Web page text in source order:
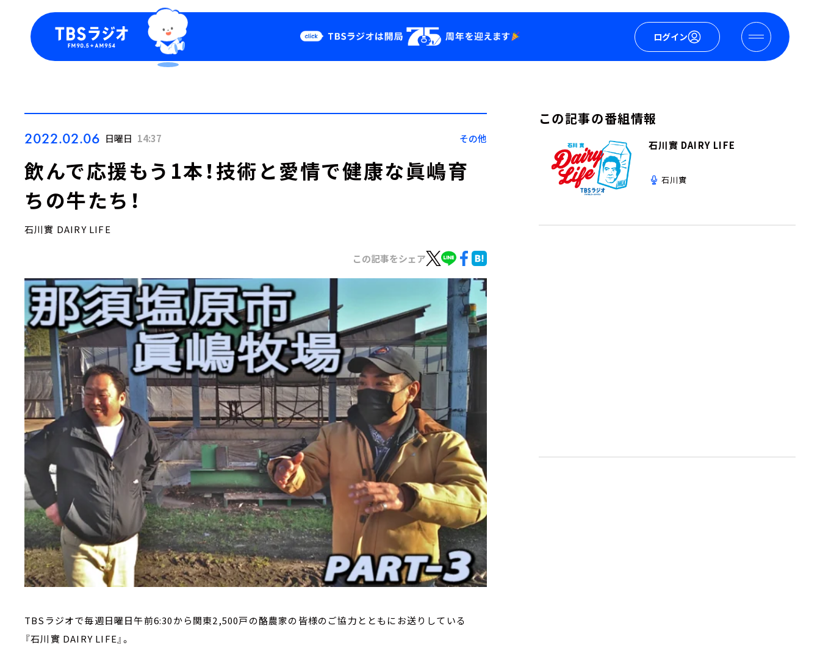
ログイン
Podcast
YouTube
2022.02.06 日曜日 14:37 その他
飲んで応援もう1本！技術と愛情で健康な眞嶋育
ちの牛たち！
石川實 DAIRY LIFE
この記事をシェア
TBSラジオで毎週日曜日午前6:30から関東2,500戸の酪農家の皆様のご協力とともにお送りしている
『石川實 DAIRY LIFE』。
この記事の番組情報
石川實 DAIRY LIFE
石川實